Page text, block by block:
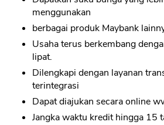
menggunakan
berbagai produk Maybank
Usaha terus berkembang
lipat.
Dilengkapi dengan layanan
terintegrasi
Dapat diajukan secara online
Jangka waktu kredit hingga 15